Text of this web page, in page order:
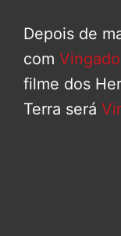
Depois de
com
filme dos
Terra será